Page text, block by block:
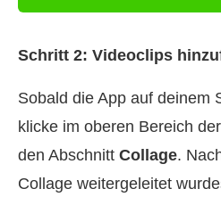
Schritt 2: Videoclips
Sobald die App auf deinem
klicke im oberen Bereich
den Abschnitt Collage.
Collage weitergeleitet